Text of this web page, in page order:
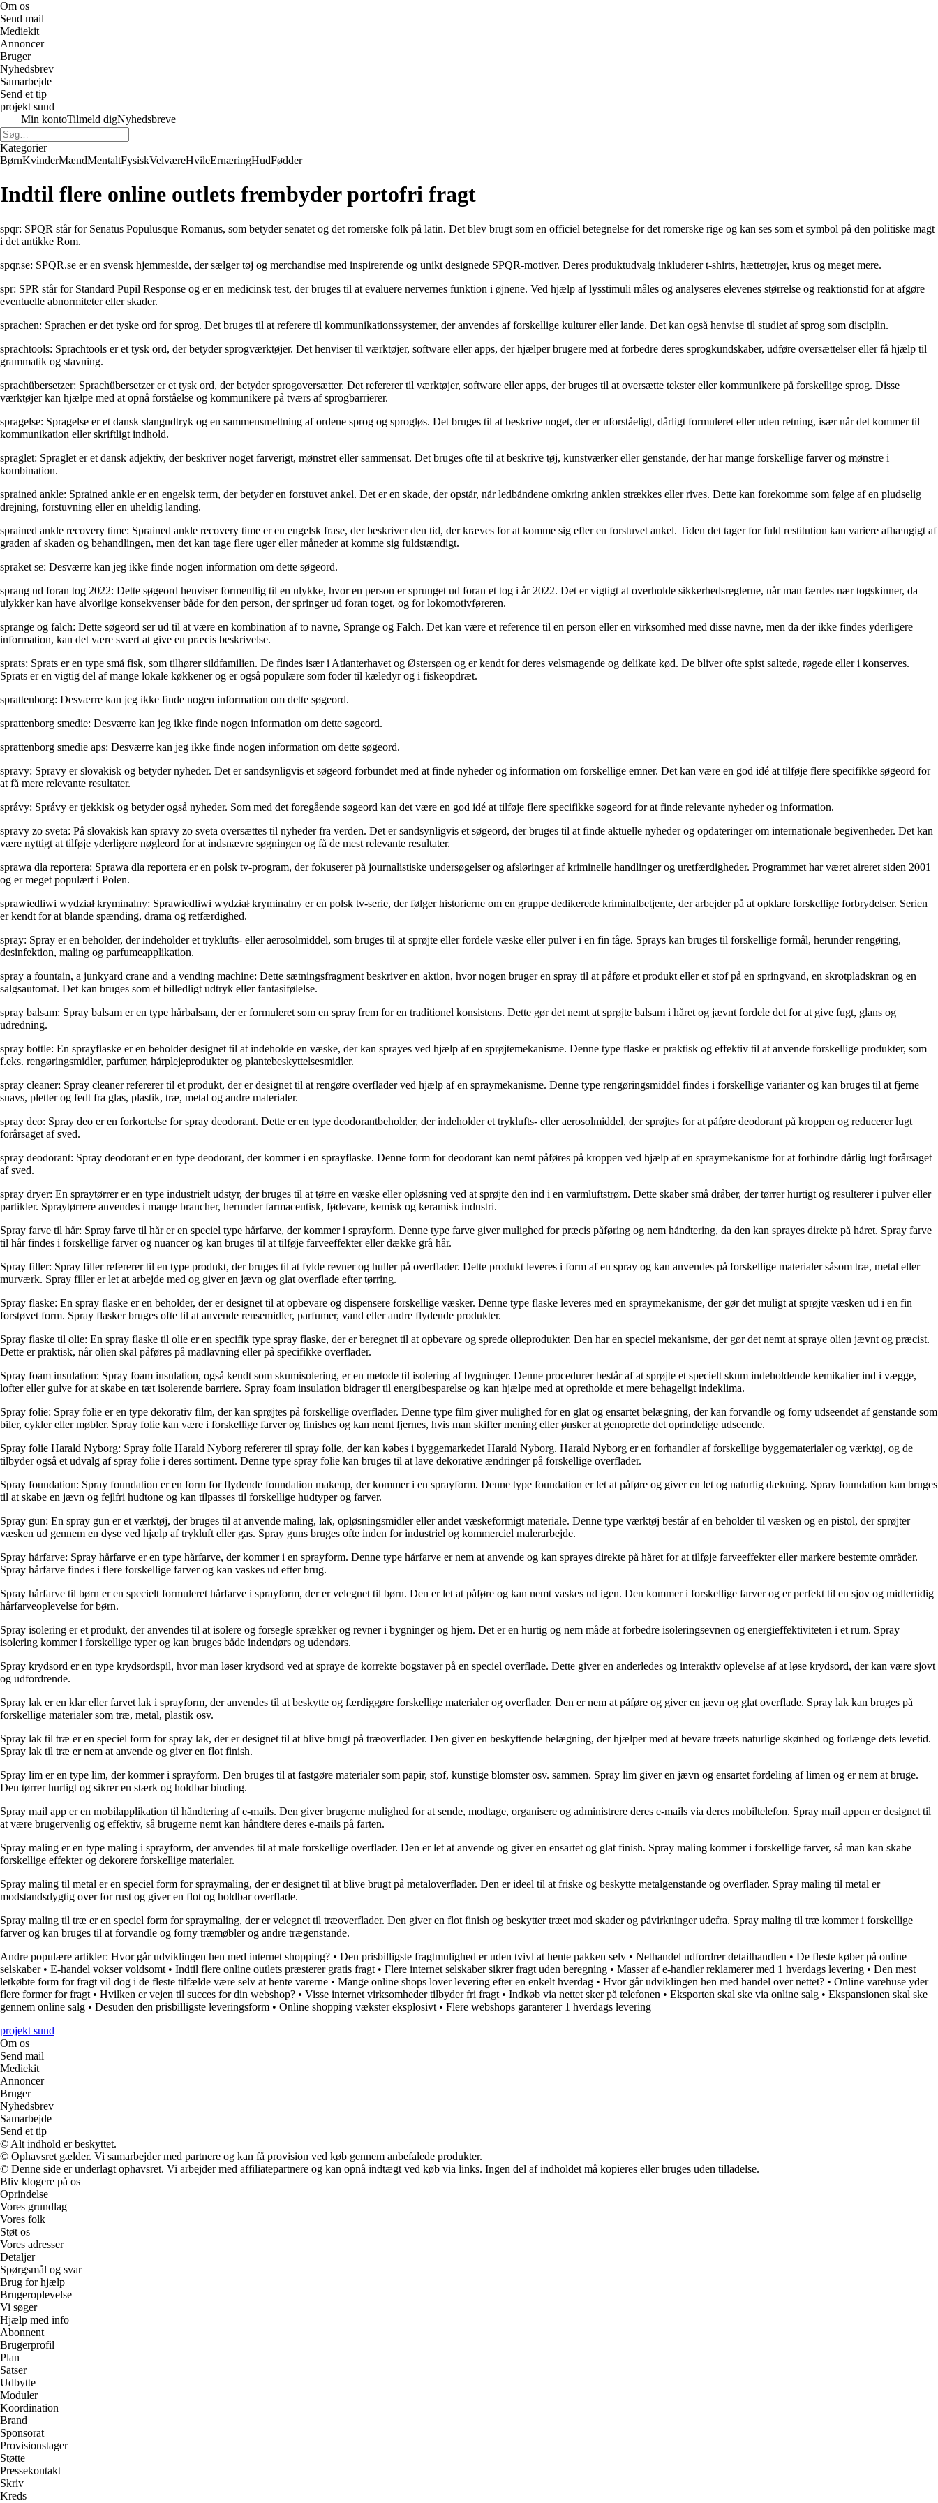
Om os
Send mail
Mediekit
Annoncer
Bruger
Nyhedsbrev
Samarbejde
Send et tip
projekt sund
Min kontoTilmeld digNyhedsbreve
Kategorier
BørnKvinderMændMentaltFysiskVelværeHvileErnæringHudFødder
Indtil flere online outlets frembyder portofri fragt
spqr: SPQR står for Senatus Populusque Romanus, som betyder senatet og det romerske folk på latin. Det blev brugt som en officiel betegnelse for det romerske rige og kan ses som et symbol på den politiske magt
i det antikke Rom.
spqr.se: SPQR.se er en svensk hjemmeside, der sælger tøj og merchandise med inspirerende og unikt designede SPQR-motiver. Deres produktudvalg inkluderer t-shirts, hættetrøjer, krus og meget mere.
spr: SPR står for Standard Pupil Response og er en medicinsk test, der bruges til at evaluere nervernes funktion i øjnene. Ved hjælp af lysstimuli måles og analyseres elevenes størrelse og reaktionstid for at afgøre
eventuelle abnormiteter eller skader.
sprachen: Sprachen er det tyske ord for sprog. Det bruges til at referere til kommunikationssystemer, der anvendes af forskellige kulturer eller lande. Det kan også henvise til studiet af sprog som disciplin.
sprachtools: Sprachtools er et tysk ord, der betyder sprogværktøjer. Det henviser til værktøjer, software eller apps, der hjælper brugere med at forbedre deres sprogkundskaber, udføre oversættelser eller få hjælp til
grammatik og stavning.
sprachübersetzer: Sprachübersetzer er et tysk ord, der betyder sprogoversætter. Det refererer til værktøjer, software eller apps, der bruges til at oversætte tekster eller kommunikere på forskellige sprog. Disse
værktøjer kan hjælpe med at opnå forståelse og kommunikere på tværs af sprogbarrierer.
spragelse: Spragelse er et dansk slangudtryk og en sammensmeltning af ordene sprog og sprogløs. Det bruges til at beskrive noget, der er uforståeligt, dårligt formuleret eller uden retning, især når det kommer til
kommunikation eller skriftligt indhold.
spraglet: Spraglet er et dansk adjektiv, der beskriver noget farverigt, mønstret eller sammensat. Det bruges ofte til at beskrive tøj, kunstværker eller genstande, der har mange forskellige farver og mønstre i
kombination.
sprained ankle: Sprained ankle er en engelsk term, der betyder en forstuvet ankel. Det er en skade, der opstår, når ledbåndene omkring anklen strækkes eller rives. Dette kan forekomme som følge af en pludselig
drejning, forstuvning eller en uheldig landing.
sprained ankle recovery time: Sprained ankle recovery time er en engelsk frase, der beskriver den tid, der kræves for at komme sig efter en forstuvet ankel. Tiden det tager for fuld restitution kan variere afhængigt af
graden af skaden og behandlingen, men det kan tage flere uger eller måneder at komme sig fuldstændigt.
spraket se: Desværre kan jeg ikke finde nogen information om dette søgeord.
sprang ud foran tog 2022: Dette søgeord henviser formentlig til en ulykke, hvor en person er sprunget ud foran et tog i år 2022. Det er vigtigt at overholde sikkerhedsreglerne, når man færdes nær togskinner, da
ulykker kan have alvorlige konsekvenser både for den person, der springer ud foran toget, og for lokomotivføreren.
sprange og falch: Dette søgeord ser ud til at være en kombination af to navne, Sprange og Falch. Det kan være et reference til en person eller en virksomhed med disse navne, men da der ikke findes yderligere
information, kan det være svært at give en præcis beskrivelse.
sprats: Sprats er en type små fisk, som tilhører sildfamilien. De findes især i Atlanterhavet og Østersøen og er kendt for deres velsmagende og delikate kød. De bliver ofte spist saltede, røgede eller i konserves.
Sprats er en vigtig del af mange lokale køkkener og er også populære som foder til kæledyr og i fiskeopdræt.
sprattenborg: Desværre kan jeg ikke finde nogen information om dette søgeord.
sprattenborg smedie: Desværre kan jeg ikke finde nogen information om dette søgeord.
sprattenborg smedie aps: Desværre kan jeg ikke finde nogen information om dette søgeord.
spravy: Spravy er slovakisk og betyder nyheder. Det er sandsynligvis et søgeord forbundet med at finde nyheder og information om forskellige emner. Det kan være en god idé at tilføje flere specifikke søgeord for
at få mere relevante resultater.
správy: Správy er tjekkisk og betyder også nyheder. Som med det foregående søgeord kan det være en god idé at tilføje flere specifikke søgeord for at finde relevante nyheder og information.
spravy zo sveta: På slovakisk kan spravy zo sveta oversættes til nyheder fra verden. Det er sandsynligvis et søgeord, der bruges til at finde aktuelle nyheder og opdateringer om internationale begivenheder. Det kan
være nyttigt at tilføje yderligere nøgleord for at indsnævre søgningen og få de mest relevante resultater.
sprawa dla reportera: Sprawa dla reportera er en polsk tv-program, der fokuserer på journalistiske undersøgelser og afsløringer af kriminelle handlinger og uretfærdigheder. Programmet har været aireret siden 2001
og er meget populært i Polen.
sprawiedliwi wydział kryminalny: Sprawiedliwi wydział kryminalny er en polsk tv-serie, der følger historierne om en gruppe dedikerede kriminalbetjente, der arbejder på at opklare forskellige forbrydelser. Serien
er kendt for at blande spænding, drama og retfærdighed.
spray: Spray er en beholder, der indeholder et tryklufts- eller aerosolmiddel, som bruges til at sprøjte eller fordele væske eller pulver i en fin tåge. Sprays kan bruges til forskellige formål, herunder rengøring,
desinfektion, maling og parfumeapplikation.
spray a fountain, a junkyard crane and a vending machine: Dette sætningsfragment beskriver en aktion, hvor nogen bruger en spray til at påføre et produkt eller et stof på en springvand, en skrotpladskran og en
salgsautomat. Det kan bruges som et billedligt udtryk eller fantasifølelse.
spray balsam: Spray balsam er en type hårbalsam, der er formuleret som en spray frem for en traditionel konsistens. Dette gør det nemt at sprøjte balsam i håret og jævnt fordele det for at give fugt, glans og
udredning.
spray bottle: En sprayflaske er en beholder designet til at indeholde en væske, der kan sprayes ved hjælp af en sprøjtemekanisme. Denne type flaske er praktisk og effektiv til at anvende forskellige produkter, som
f.eks. rengøringsmidler, parfumer, hårplejeprodukter og plantebeskyttelsesmidler.
spray cleaner: Spray cleaner refererer til et produkt, der er designet til at rengøre overflader ved hjælp af en spraymekanisme. Denne type rengøringsmiddel findes i forskellige varianter og kan bruges til at fjerne
snavs, pletter og fedt fra glas, plastik, træ, metal og andre materialer.
spray deo: Spray deo er en forkortelse for spray deodorant. Dette er en type deodorantbeholder, der indeholder et tryklufts- eller aerosolmiddel, der sprøjtes for at påføre deodorant på kroppen og reducerer lugt
forårsaget af sved.
spray deodorant: Spray deodorant er en type deodorant, der kommer i en sprayflaske. Denne form for deodorant kan nemt påføres på kroppen ved hjælp af en spraymekanisme for at forhindre dårlig lugt forårsaget
af sved.
spray dryer: En spraytørrer er en type industrielt udstyr, der bruges til at tørre en væske eller opløsning ved at sprøjte den ind i en varmluftstrøm. Dette skaber små dråber, der tørrer hurtigt og resulterer i pulver eller
partikler. Spraytørrere anvendes i mange brancher, herunder farmaceutisk, fødevare, kemisk og keramisk industri.
Spray farve til hår: Spray farve til hår er en speciel type hårfarve, der kommer i sprayform. Denne type farve giver mulighed for præcis påføring og nem håndtering, da den kan sprayes direkte på håret. Spray farve
til hår findes i forskellige farver og nuancer og kan bruges til at tilføje farveeffekter eller dække grå hår.
Spray filler: Spray filler refererer til en type produkt, der bruges til at fylde revner og huller på overflader. Dette produkt leveres i form af en spray og kan anvendes på forskellige materialer såsom træ, metal eller
murværk. Spray filler er let at arbejde med og giver en jævn og glat overflade efter tørring.
Spray flaske: En spray flaske er en beholder, der er designet til at opbevare og dispensere forskellige væsker. Denne type flaske leveres med en spraymekanisme, der gør det muligt at sprøjte væsken ud i en fin
forstøvet form. Spray flasker bruges ofte til at anvende rensemidler, parfumer, vand eller andre flydende produkter.
Spray flaske til olie: En spray flaske til olie er en specifik type spray flaske, der er beregnet til at opbevare og sprede olieprodukter. Den har en speciel mekanisme, der gør det nemt at spraye olien jævnt og præcist.
Dette er praktisk, når olien skal påføres på madlavning eller på specifikke overflader.
Spray foam insulation: Spray foam insulation, også kendt som skumisolering, er en metode til isolering af bygninger. Denne procedurer består af at sprøjte et specielt skum indeholdende kemikalier ind i vægge,
lofter eller gulve for at skabe en tæt isolerende barriere. Spray foam insulation bidrager til energibesparelse og kan hjælpe med at opretholde et mere behageligt indeklima.
Spray folie: Spray folie er en type dekorativ film, der kan sprøjtes på forskellige overflader. Denne type film giver mulighed for en glat og ensartet belægning, der kan forvandle og forny udseendet af genstande som
biler, cykler eller møbler. Spray folie kan være i forskellige farver og finishes og kan nemt fjernes, hvis man skifter mening eller ønsker at genoprette det oprindelige udseende.
Spray folie Harald Nyborg: Spray folie Harald Nyborg refererer til spray folie, der kan købes i byggemarkedet Harald Nyborg. Harald Nyborg er en forhandler af forskellige byggematerialer og værktøj, og de
tilbyder også et udvalg af spray folie i deres sortiment. Denne type spray folie kan bruges til at lave dekorative ændringer på forskellige overflader.
Spray foundation: Spray foundation er en form for flydende foundation makeup, der kommer i en sprayform. Denne type foundation er let at påføre og giver en let og naturlig dækning. Spray foundation kan bruges
til at skabe en jævn og fejlfri hudtone og kan tilpasses til forskellige hudtyper og farver.
Spray gun: En spray gun er et værktøj, der bruges til at anvende maling, lak, opløsningsmidler eller andet væskeformigt materiale. Denne type værktøj består af en beholder til væsken og en pistol, der sprøjter
væsken ud gennem en dyse ved hjælp af trykluft eller gas. Spray guns bruges ofte inden for industriel og kommerciel malerarbejde.
Spray hårfarve: Spray hårfarve er en type hårfarve, der kommer i en sprayform. Denne type hårfarve er nem at anvende og kan sprayes direkte på håret for at tilføje farveeffekter eller markere bestemte områder.
Spray hårfarve findes i flere forskellige farver og kan vaskes ud efter brug.
Spray hårfarve til børn er en specielt formuleret hårfarve i sprayform, der er velegnet til børn. Den er let at påføre og kan nemt vaskes ud igen. Den kommer i forskellige farver og er perfekt til en sjov og midlertidig
hårfarveoplevelse for børn.
Spray isolering er et produkt, der anvendes til at isolere og forsegle sprækker og revner i bygninger og hjem. Det er en hurtig og nem måde at forbedre isoleringsevnen og energieffektiviteten i et rum. Spray
isolering kommer i forskellige typer og kan bruges både indendørs og udendørs.
Spray krydsord er en type krydsordspil, hvor man løser krydsord ved at spraye de korrekte bogstaver på en speciel overflade. Dette giver en anderledes og interaktiv oplevelse af at løse krydsord, der kan være sjovt
og udfordrende.
Spray lak er en klar eller farvet lak i sprayform, der anvendes til at beskytte og færdiggøre forskellige materialer og overflader. Den er nem at påføre og giver en jævn og glat overflade. Spray lak kan bruges på
forskellige materialer som træ, metal, plastik osv.
Spray lak til træ er en speciel form for spray lak, der er designet til at blive brugt på træoverflader. Den giver en beskyttende belægning, der hjælper med at bevare træets naturlige skønhed og forlænge dets levetid.
Spray lak til træ er nem at anvende og giver en flot finish.
Spray lim er en type lim, der kommer i sprayform. Den bruges til at fastgøre materialer som papir, stof, kunstige blomster osv. sammen. Spray lim giver en jævn og ensartet fordeling af limen og er nem at bruge.
Den tørrer hurtigt og sikrer en stærk og holdbar binding.
Spray mail app er en mobilapplikation til håndtering af e-mails. Den giver brugerne mulighed for at sende, modtage, organisere og administrere deres e-mails via deres mobiltelefon. Spray mail appen er designet til
at være brugervenlig og effektiv, så brugerne nemt kan håndtere deres e-mails på farten.
Spray maling er en type maling i sprayform, der anvendes til at male forskellige overflader. Den er let at anvende og giver en ensartet og glat finish. Spray maling kommer i forskellige farver, så man kan skabe
forskellige effekter og dekorere forskellige materialer.
Spray maling til metal er en speciel form for spraymaling, der er designet til at blive brugt på metaloverflader. Den er ideel til at friske og beskytte metalgenstande og overflader. Spray maling til metal er
modstandsdygtig over for rust og giver en flot og holdbar overflade.
Spray maling til træ er en speciel form for spraymaling, der er velegnet til træoverflader. Den giver en flot finish og beskytter træet mod skader og påvirkninger udefra. Spray maling til træ kommer i forskellige
farver og kan bruges til at forvandle og forny træmøbler og andre trægenstande.
Andre populære artikler: Hvor går udviklingen hen med internet shopping? • Den prisbilligste fragtmulighed er uden tvivl at hente pakken selv • Nethandel udfordrer detailhandlen • De fleste køber på online
selskaber• E-handel vokser voldsomt • Indtil flere online outlets præsterer gratis fragt • Flere internet selskaber sikrer fragt uden beregning • Masser af e-handler reklamerer med 1 hverdags levering • Den mest
letkøbte form for fragt vil dog i de fleste tilfælde være selv at hente varerne • Mange online shops lover levering efter en enkelt hverdag • Hvor går udviklingen hen med handel over nettet? • Online varehuse yder
flere former for fragt • Hvilken er vejen til succes for din webshop? • Visse internet virksomheder tilbyder fri fragt • Indkøb via nettet sker på telefonen • Eksporten skal ske via online salg • Ekspansionen skal ske
gennem online salg • Desuden den prisbilligste leveringsform • Online shopping vækster eksplosivt • Flere webshops garanterer 1 hverdags levering
projekt sund
Om os
Send mail
Mediekit
Annoncer
Bruger
Nyhedsbrev
Samarbejde
Send et tip
© Alt indhold er beskyttet.
© Ophavsret gælder. Vi samarbejder med partnere og kan få provision ved køb gennem anbefalede produkter.
© Denne side er underlagt ophavsret. Vi arbejder med affiliatepartnere og kan opnå indtægt ved køb via links. Ingen del af indholdet må kopieres eller bruges uden tilladelse.
Bliv klogere på os
Oprindelse
Vores grundlag
Vores folk
Støt os
Vores adresser
Detaljer
Spørgsmål og svar
Brug for hjælp
Brugeroplevelse
Vi søger
Hjælp med info
Abonnent
Brugerprofil
Plan
Satser
Udbytte
Moduler
Koordination
Brand
Sponsorat
Provisionstager
Støtte
Pressekontakt
Skriv
Kreds